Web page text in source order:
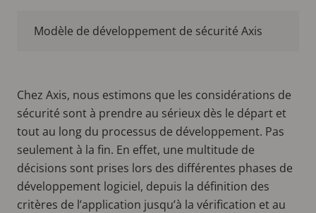
Modèle de développement de sécurité Axis
Chez Axis, nous estimons que les considérations de
sécurité sont à prendre au sérieux dès le départ et
tout au long du processus de développement. Pas
seulement à la fin. En effet, une multitude de
décisions sont prises lors des différentes phases de
développement logiciel, depuis la définition des
critères de l’application jusqu’à la vérification et au